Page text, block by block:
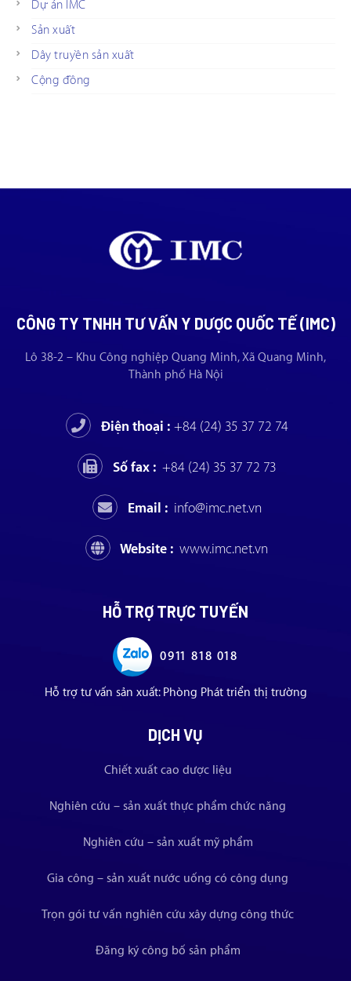
Dự án IMC
Sản xuất
Dây truyền sản xuất
Cộng đồng
CÔNG TY TNHH TƯ VẤN Y DƯỢC QUỐC TẾ (IMC)
Lô 38-2 – Khu Công nghiệp Quang Minh, Xã Quang Minh,
Thành phố Hà Nội
Điện thoại : +84 (24) 35 37 72 74
Số fax : +84 (24) 35 37 72 73
Email : info@imc.net.vn
Website : www.imc.net.vn
HỖ TRỢ TRỰC TUYẾN
0911 818 018
Hỗ trợ tư vấn sản xuất: Phòng Phát triển thị trường
DỊCH VỤ
Chiết xuất cao dược liệu
Nghiên cứu – sản xuất thực phẩm chức năng
Nghiên cứu – sản xuất mỹ phẩm
Gia công – sản xuất nước uống có công dụng
Trọn gói tư vấn nghiên cứu xây dựng công thức
Đăng ký công bố sản phẩm